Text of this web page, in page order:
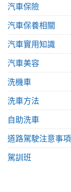
汽車保險
汽車保養相關
汽車實用知識
汽車美容
洗機車
洗車方法
自助洗車
道路駕駛注意事項
駕訓班